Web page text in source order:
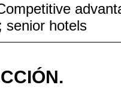
senior hotels